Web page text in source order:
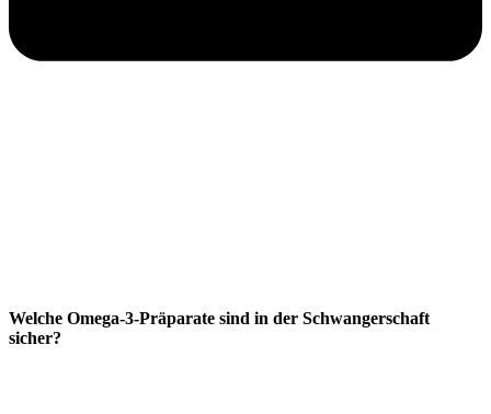
Welche Omega-3-Präparate sind in der Schwangerschaft
sicher?